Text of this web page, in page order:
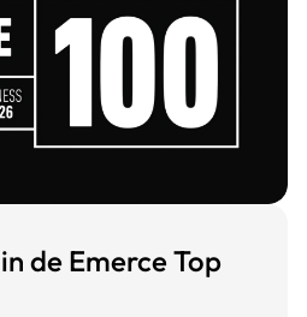
de Emerce Top